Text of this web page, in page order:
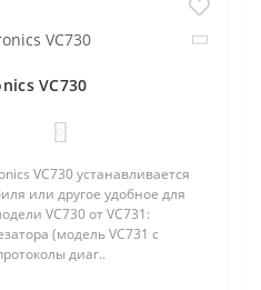
VC730
VC730 устанавливается
или другое удобное для
VC730 от VC731:
(модель VC731 с
диаг..